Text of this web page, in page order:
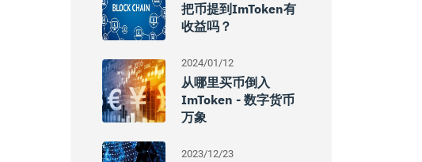
把币提到imToken有
收益吗？
2024/01/12
从哪里买币倒入
ImToken - 数字货币
万象
2023/12/23